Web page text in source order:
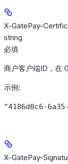
X-GatePay-
string
必填
商户客户端ID，在
示例:
"4186d0c6-
X-GatePay-